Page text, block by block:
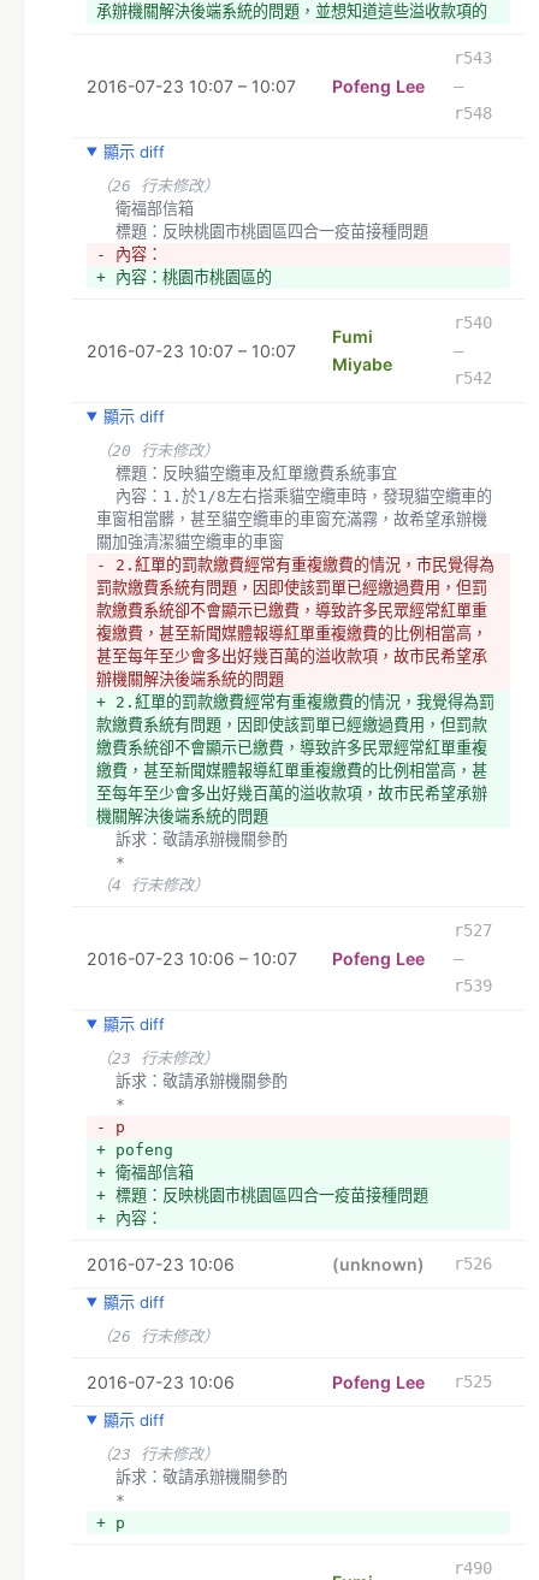
承辦機關解決後端系統的問題，並想知道這些溢收款項的
  *
2016-07-23 10:07 – 10:07 Pofeng Lee
r543
–
r548
顯示 diff
（26 行未修改）
  衛福部信箱
  標題：反映桃園市桃園區四合一疫苗接種問題
- 內容：
+ 內容：桃園市桃園區的
2016-07-23 10:07 – 10:07
Fumi
Miyabe
r540
–
r542
顯示 diff
（20 行未修改）
  標題：反映貓空纜車及紅單繳費系統事宜
車窗相當髒，甚至貓空纜車的車窗充滿霧，故希望承辦機
關加強清潔貓空纜車的車窗
- 2.紅單的罰款繳費經常有重複繳費的情況，市民覺得為
罰款繳費系統有問題，因即使該罰單已經繳過費用，但罰
款繳費系統卻不會顯示已繳費，導致許多民眾經常紅單重
複繳費，甚至新聞媒體報導紅單重複繳費的比例相當高，
甚至每年至少會多出好幾百萬的溢收款項，故市民希望承
辦機關解決後端系統的問題
+ 2.紅單的罰款繳費經常有重複繳費的情況，我覺得為罰
款繳費系統有問題，因即使該罰單已經繳過費用，但罰款
繳費系統卻不會顯示已繳費，導致許多民眾經常紅單重複
繳費，甚至新聞媒體報導紅單重複繳費的比例相當高，甚
至每年至少會多出好幾百萬的溢收款項，故市民希望承辦
機關解決後端系統的問題
  訴求：敬請承辦機關參酌
  *
（4 行未修改）
2016-07-23 10:06 – 10:07 Pofeng Lee
r527
–
r539
顯示 diff
（23 行未修改）
  訴求：敬請承辦機關參酌
  *
- p
+ pofeng
+ 衛福部信箱
+ 標題：反映桃園市桃園區四合一疫苗接種問題
+ 內容：
2016-07-23 10:06 (unknown)
r526
顯示 diff
（26 行未修改）
2016-07-23 10:06 Pofeng Lee
r525
顯示 diff
（23 行未修改）
  訴求：敬請承辦機關參酌
  *
+ p
r490